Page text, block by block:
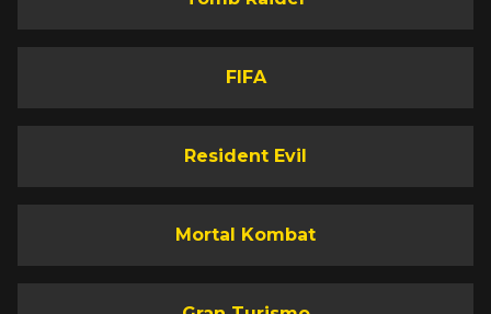
FIFA
Resident Evil
Mortal Kombat